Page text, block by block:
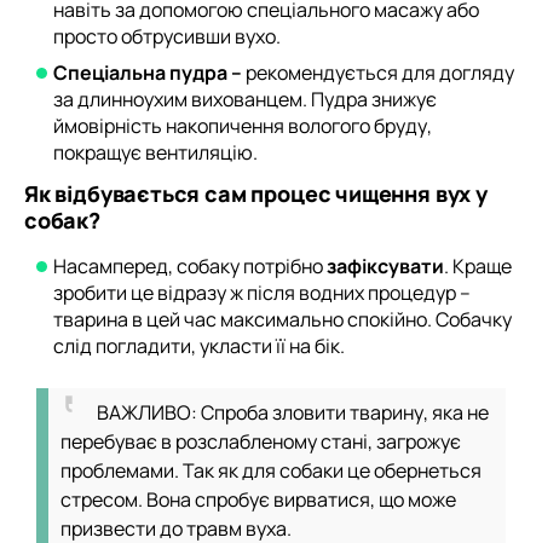
навіть за допомогою спеціального масажу або
просто обтрусивши вухо.
Спеціальна пудра – рекомендується для догляду
за длинноухим вихованцем. Пудра знижує
ймовірність накопичення вологого бруду,
покращує вентиляцію.
Як відбувається сам процес чищення вух у
собак?
Насамперед, собаку потрібнозафіксувати. Краще
зробити це відразу ж після водних процедур –
тварина в цей час максимально спокійно. Собачку
слід погладити, укласти її на бік.
ВАЖЛИВО: Спроба зловити тварину, яка не
перебуває в розслабленому стані, загрожує
проблемами. Так як для собаки це обернеться
стресом. Вона спробує вирватися, що може
призвести до травм вуха.